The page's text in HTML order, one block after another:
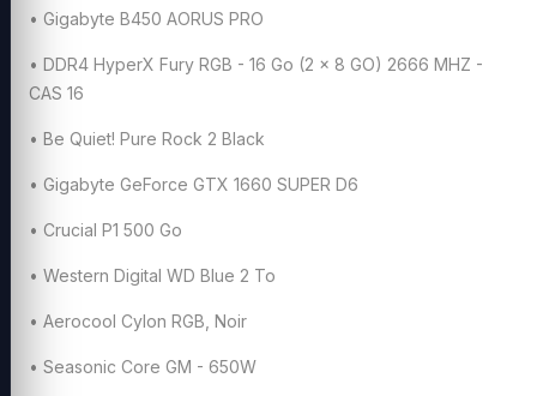
• Gigabyte B450 AORUS PRO
• DDR4 HyperX Fury RGB - 16 Go (2 x 8 GO) 2666 MHZ -
CAS 16
• Be Quiet! Pure Rock 2 Black
• Gigabyte GeForce GTX 1660 SUPER D6
• Crucial P1 500 Go
• Western Digital WD Blue 2 To
• Aerocool Cylon RGB, Noir
• Seasonic Core GM - 650W